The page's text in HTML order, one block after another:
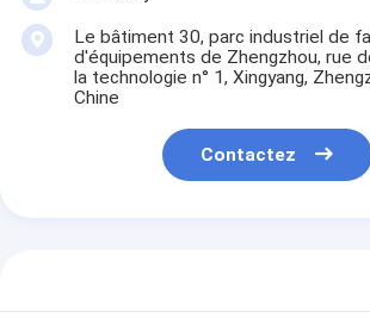
Le bâtiment 30, parc industriel de
d'équipements de Zhengzhou, rue
la technologie n° 1, Xingyang,
Chine
Contactez